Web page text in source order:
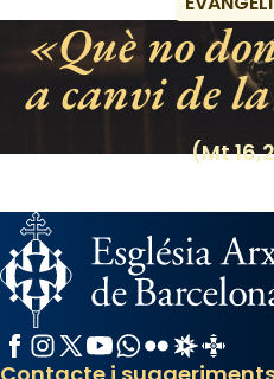
«Si vols saber què és
Santes a Mataró»🥵.
Photo
Què no
a canvi de
(Mt
Facebook
Instagram
X / Twitter
YouTube
WhatsApp
FlickrRadio Estel